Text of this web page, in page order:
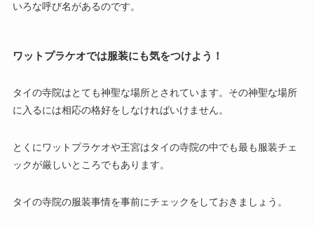
いろな呼び名があるのです。
ワットプラケオでは服装にも気をつけよう！
タイの寺院はとても神聖な場所とされています。その神聖な場所
に入るには相応の格好をしなければいけません。
とくにワットプラケオや王宮はタイの寺院の中でも最も服装チェ
ックが厳しいところでもあります。
タイの寺院の服装事情を事前にチェックをしておきましょう。